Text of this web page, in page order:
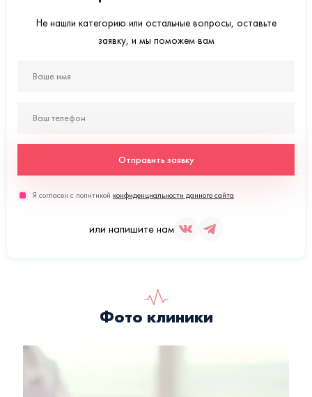
Не нашли категорию или остальные вопросы, оставьте
заявку, и мы поможем вам
Отправить заявку
Я согласен с политикой конфиденциальности данного сайта
или напишите нам
Фото клиники